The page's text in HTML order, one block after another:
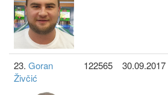
23. Goran
Živčić
122565 30.09.2017